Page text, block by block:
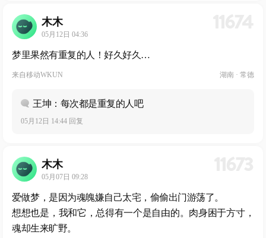
木木
05月12日 04:36
梦里果然有重复的人！好久好久…
来自移动WKUN 湖南 · 常德
王坤：每次都是重复的人吧
05月12日 14:44 回复
木木
05月07日 09:28
爱做梦，是因为魂魄嫌自己太宅，偷偷出门游荡了。
想想也是，我和它，总得有一个是自由的。肉身困于方寸，
魂却生来旷野。